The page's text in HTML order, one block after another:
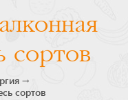
сортов
сортов